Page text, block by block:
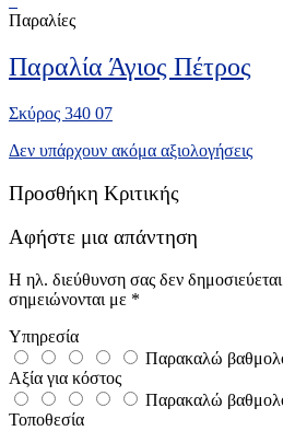
Παραλίες
Παραλία Άγιος Πέτρος
Σκύρος 340 07
Δεν υπάρχουν ακόμα αξιολογήσεις
Προσθήκη Κριτικής
Αφήστε μια απάντηση
Η ηλ. διεύθυνση σας δεν
σημειώνονται με *
Υπηρεσία
Παρακαλώ
Αξία για κόστος
Παρακαλώ
Τοποθεσία